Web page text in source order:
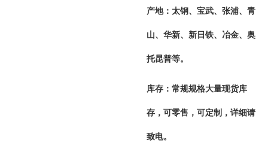
产地：太钢、宝武、张浦、青
山、华新、新日铁、冶金、奥
托昆普等。
库存：常规规格大量现货库
存，可零售，可定制，详细请
致电。